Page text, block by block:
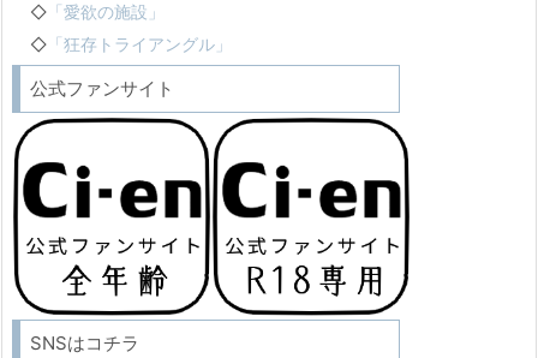
◇ 「愛欲の施設」
◇ 「狂存トライアングル」
公式ファンサイト
SNSはコチラ